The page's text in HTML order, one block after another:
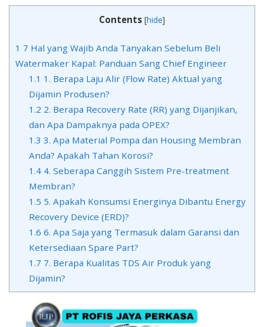
Contents [hide]
1 7 Hal yang Wajib Anda Tanyakan Sebelum Beli
Watermaker Kapal: Panduan Sang Chief Engineer
1.1 1. Berapa Laju Alir (Flow Rate) Aktual yang
Dijamin Produsen?
1.2 2. Berapa Recovery Rate (RR) yang Dijanjikan,
dan Apa Dampaknya pada OPEX?
1.3 3. Apa Material Pompa dan Housing Membran
Anda? Apakah Tahan Korosi?
1.44. Seberapa Canggih Sistem Pre-treatment
Membran?
1.5 5. Apakah Konsumsi Energinya Dibantu Energy
Recovery Device (ERD)?
1.6 6. Apa Saja yang Termasuk dalam Garansi dan
Ketersediaan Spare Part?
1.7 7. Berapa Kualitas TDS Air Produk yang
Dijamin?